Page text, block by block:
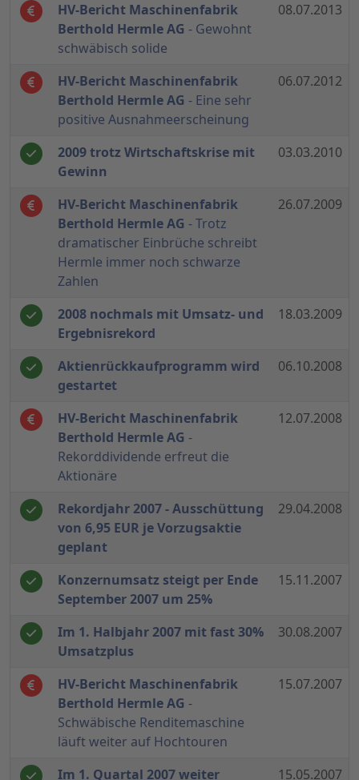
HV-Bericht Maschinenfabrik
Berthold Hermle AG - Gewohnt
schwäbisch solide
08.07.2013
HV-Bericht Maschinenfabrik
Berthold Hermle AG - Eine sehr
positive Ausnahmeerscheinung
06.07.2012
2009 trotz Wirtschaftskrise mit
Gewinn
03.03.2010
HV-Bericht Maschinenfabrik
Berthold Hermle AG - Trotz
dramatischer Einbrüche schreibt
Hermle immer noch schwarze
Zahlen
26.07.2009
2008 nochmals mit Umsatz- und
Ergebnisrekord
18.03.2009
Aktienrückkaufprogramm wird
gestartet
06.10.2008
HV-Bericht Maschinenfabrik
Berthold Hermle AG -
Rekorddividende erfreut die
Aktionäre
12.07.2008
Rekordjahr 2007 - Ausschüttung
von 6,95 EUR je Vorzugsaktie
geplant
29.04.2008
Konzernumsatz steigt per Ende
September 2007 um 25%
15.11.2007
Im 1. Halbjahr 2007 mit fast 30%
Umsatzplus
30.08.2007
HV-Bericht Maschinenfabrik
Berthold Hermle AG -
Schwäbische Renditemaschine
läuft weiter auf Hochtouren
15.07.2007
Im 1. Quartal 2007 weiter 15.05.2007